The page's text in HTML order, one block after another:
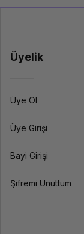
Üyelik
Üye Ol
Üye Girişi
Bayi Girişi
Şifremi Unuttum